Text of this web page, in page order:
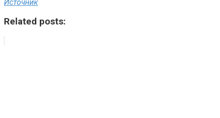
Источник
Related posts: